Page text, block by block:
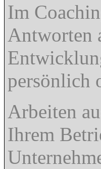
Im
Antworten
persönlich
Arbeiten
Ihrem